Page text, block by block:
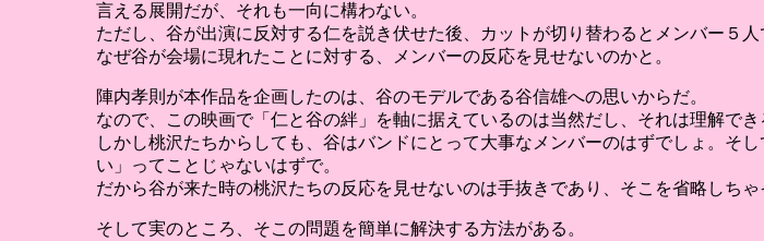
言える展開だが、それも一向に構わない。
ただし、谷が出演に反対する仁を説き伏せた後、カットが切り替わるとメンバー５
なぜ谷が会場に現れたことに対する、メンバーの反応を見せないのかと。
陣内孝則が本作品を企画したのは、谷のモデルである谷信雄への思いからだ。
なので、この映画で「仁と谷の絆」を軸に据えているのは当然だし、それは理解でき
しかし桃沢たちからしても、谷はバンドにとって大事なメンバーのはずでしょ。そ
い」ってことじゃないはずで。
だから谷が来た時の桃沢たちの反応を見せないのは手抜きであり、そこを省略しちゃ
そして実のところ、そこの問題を簡単に解決する方法がある。